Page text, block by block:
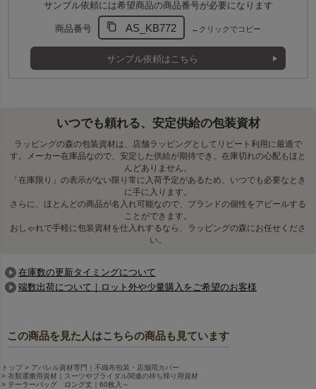
ロットに応じて選べる販売単位
初回導入や少量運用に便利な60枚入（小ロット）と、コスト効率
のよい120枚入の2種をご用意。
小ロットは割高になりますが、在庫管理やお試し導入にも最適で
サンプル依頼には希望商品の商品番号が必要になります
商品番号 AS_KB772 ←クリックでコピー
サンプル依頼はこちら
いつでも頼れる、安定供給の包装資材
ラッピングの森の包装資材は、店舗ラッピングとしてリピート利用に最適で
す。メーカー在庫品なので、安定した供給が期待でき、在庫切れの心配もほと
んどありません。
「在庫限り」の表示がない限り常に入荷予定があるため、いつでも必要なとき
に手に入ります。
さらに、ほとんどの商品が名入れ可能なので、ブランドの個性をアピールする
ことができます。
おしゃれで手軽に包装資材を仕入れするなら、ラッピングの森にお任せくださ
い。
在庫数の更新タイミングについて
端数出荷について｜ロット外や少量購入をご希望のお客様
この商品を見た人はこちらの商品も見ています
トップ
アパレル資材専門｜不織布包装・店舗用カバー
衣類運搬用資材｜スーツやブライダル関連の持ち帰り用資材
テーラーバッグ ロング丈｜60枚入～